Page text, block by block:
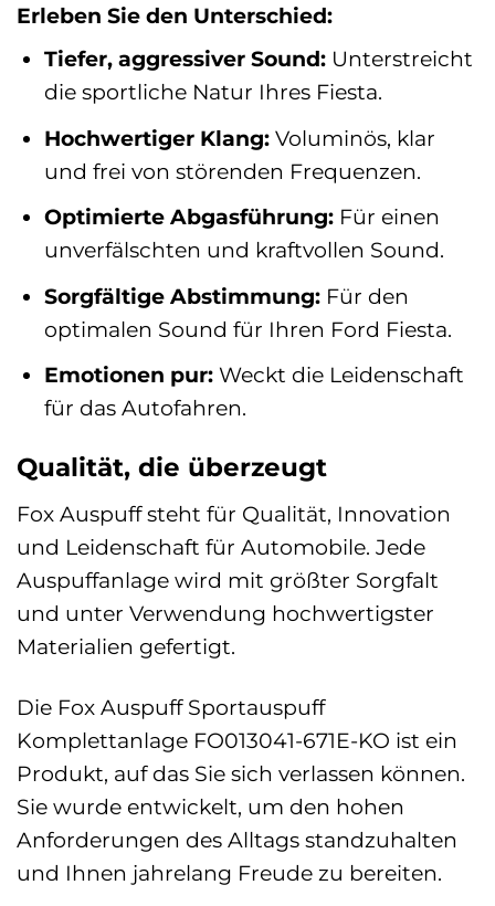
Erleben Sie den Unterschied:
Tiefer, aggressiver Sound:Unterstreicht
die sportliche Natur Ihres Fiesta.
Hochwertiger Klang:Voluminös, klar
und frei von störenden Frequenzen.
Optimierte Abgasführung:Für einen
unverfälschten und kraftvollen Sound.
Sorgfältige Abstimmung:Für den
optimalen Sound für Ihren Ford Fiesta.
Emotionen pur:Weckt die Leidenschaft
für das Autofahren.
Qualität, die überzeugt
Fox Auspuff steht für Qualität, Innovation
und Leidenschaft für Automobile. Jede
Auspuffanlage wird mit größter Sorgfalt
und unter Verwendung hochwertigster
Materialien gefertigt.
Die Fox Auspuff Sportauspuff
Komplettanlage FO013041-671E-KO ist ein
Produkt, auf das Sie sich verlassen können.
Sie wurde entwickelt, um den hohen
Anforderungen des Alltags standzuhalten
und Ihnen jahrelang Freude zu bereiten.